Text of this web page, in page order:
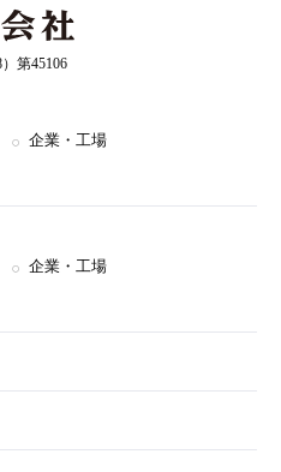
第45106
企業・工場
企業・工場